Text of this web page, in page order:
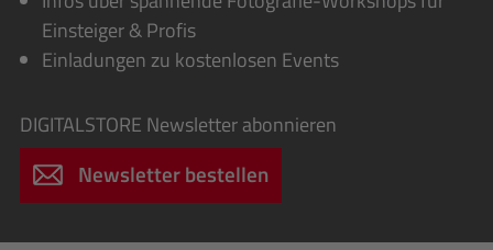
Einsteiger & Profis
Einladungen zu kostenlosen Events
DIGITALSTORE Newsletter abonnieren
Newsletter bestellen